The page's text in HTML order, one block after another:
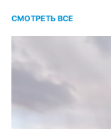
СМОТРЕТЬ ВСЕ